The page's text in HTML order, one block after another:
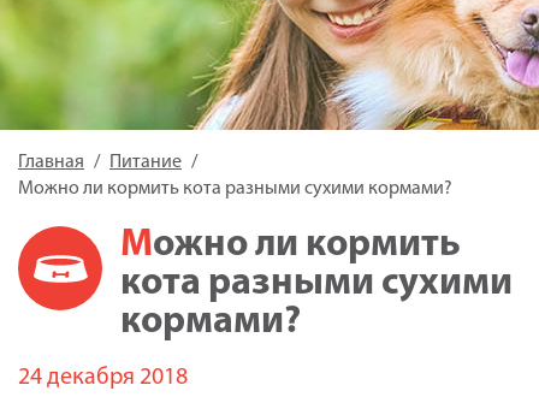
Главная
Питание
Можно ли кормить кота разными сухими кормами?
Можно ли кормить
кота разными сухими
кормами?
24 декабря 2018